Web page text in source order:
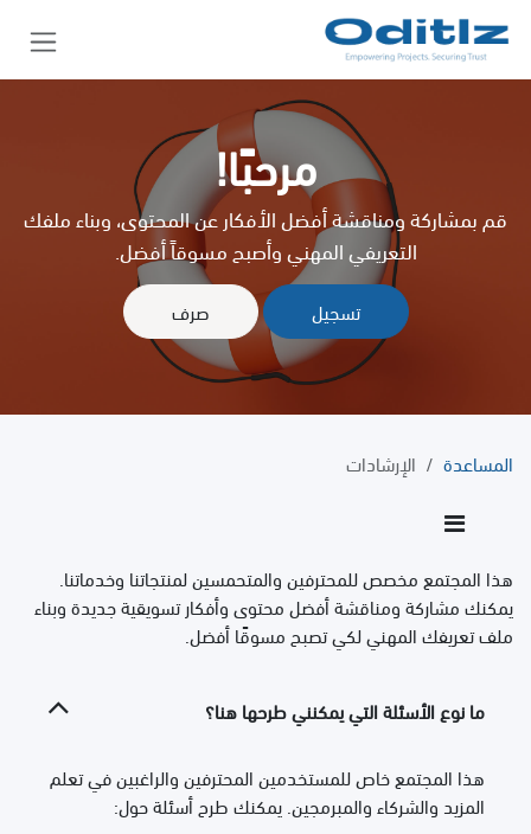
تخطي للذهاب إلى المحتوى
مرحبًا!
قم بمشاركة ومناقشة أفضل الأفكار عن المحتوى، وبناء ملفك
التعريفي المهني وأصبح مسوقاً أفضل.
تسجيل صرف
المساعدة الإرشادات
هذا المجتمع مخصص للمحترفين والمتحمسين لمنتجاتنا وخدماتنا.
يمكنك مشاركة ومناقشة أفضل محتوى وأفكار تسويقية جديدة وبناء
ملف تعريفك المهني لكي تصبح مسوقًا أفضل.
ما نوع الأسئلة التي يمكنني طرحها هنا؟
هذا المجتمع خاص للمستخدمين المحترفين والراغبين في تعلم
المزيد والشركاء والمبرمجين. يمكنك طرح أسئلة حول: